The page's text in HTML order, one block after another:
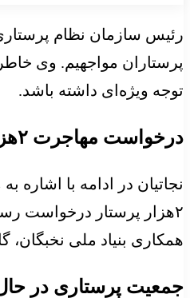
رئیس سازمان نظام
پرستاران مواجهیم. وی
توجه ویژه‌‌‌ای داشته باشد.
درخواست مهاجرت ۲‌هزار پرستار
۲هزار پرستار درخواست
همکاری بنیاد ملی نخبگان،
جمعیت پرستاری در